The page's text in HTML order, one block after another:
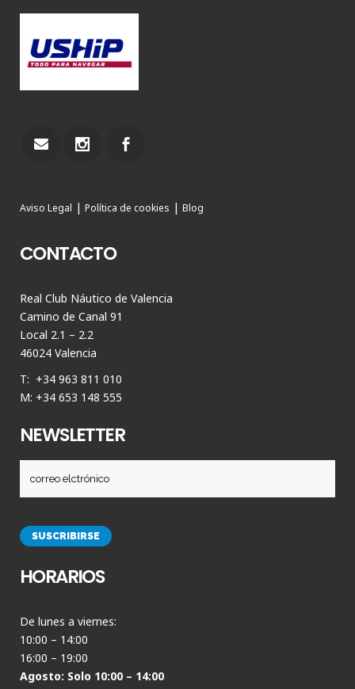
Aviso Legal | Política de cookies | Blog
CONTACTO
Real Club Náutico de Valencia
Camino de Canal 91
Local 2.1 – 2.2
46024 Valencia
T: +34 963 811 010
M: +34 653 148 555
NEWSLETTER
HORARIOS
De lunes a viernes:
10:00 – 14:00
16:00 – 19:00
Agosto: Solo 10:00 – 14:00